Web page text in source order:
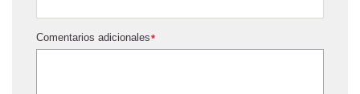
*
Comentarios adicionales